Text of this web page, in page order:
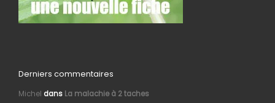
Derniers commentaires
Michel dans La malachie à 2 taches